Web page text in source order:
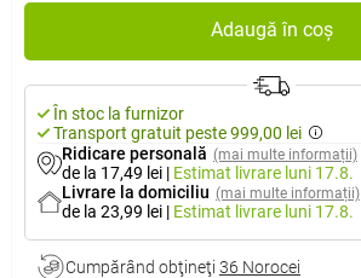
Adaugă în coș
În stoc la furnizor
Transport gratuit peste 999,00 lei
Ridicare personală (mai multe informații)
de la 17,49 lei | Estimat livrare luni 17.8.
Livrare la domiciliu (mai multe informații)
de la 23,99 lei | Estimat livrare luni 17.8.
Cumpărând obţineţi 36 Norocei